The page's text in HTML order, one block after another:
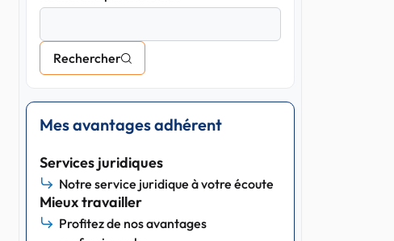
Rechercher
Mes avantages adhérent
Services juridiques
Notre service juridique à votre écoute
Mieux travailler
Profitez de nos avantages